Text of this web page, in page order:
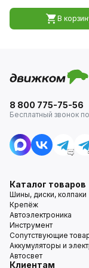
В
8 800 775-75-56
Бесплатный звонок
Каталог товаров
Шины, диски, колпаки
Крепёж
Автоэлектроника
Инструмент
Сопутствующие
Аккумуляторы и
Автосвет
Клиентам